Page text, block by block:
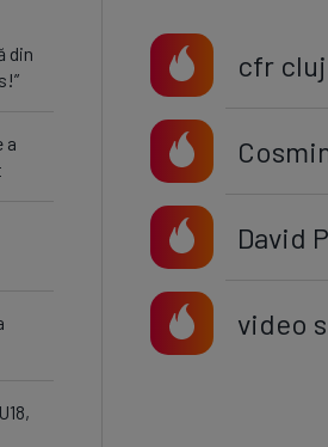
din
a
cfr cluj
David
video